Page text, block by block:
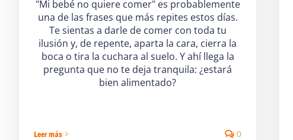
"Mi bebé no quiere comer" es probablemente
una de las frases que más repites estos días.
Te sientas a darle de comer con toda tu
ilusión y, de repente, aparta la cara, cierra la
boca o tira la cuchara al suelo. Y ahí llega la
pregunta que no te deja tranquila: ¿estará
bien alimentado?
Leer más 0